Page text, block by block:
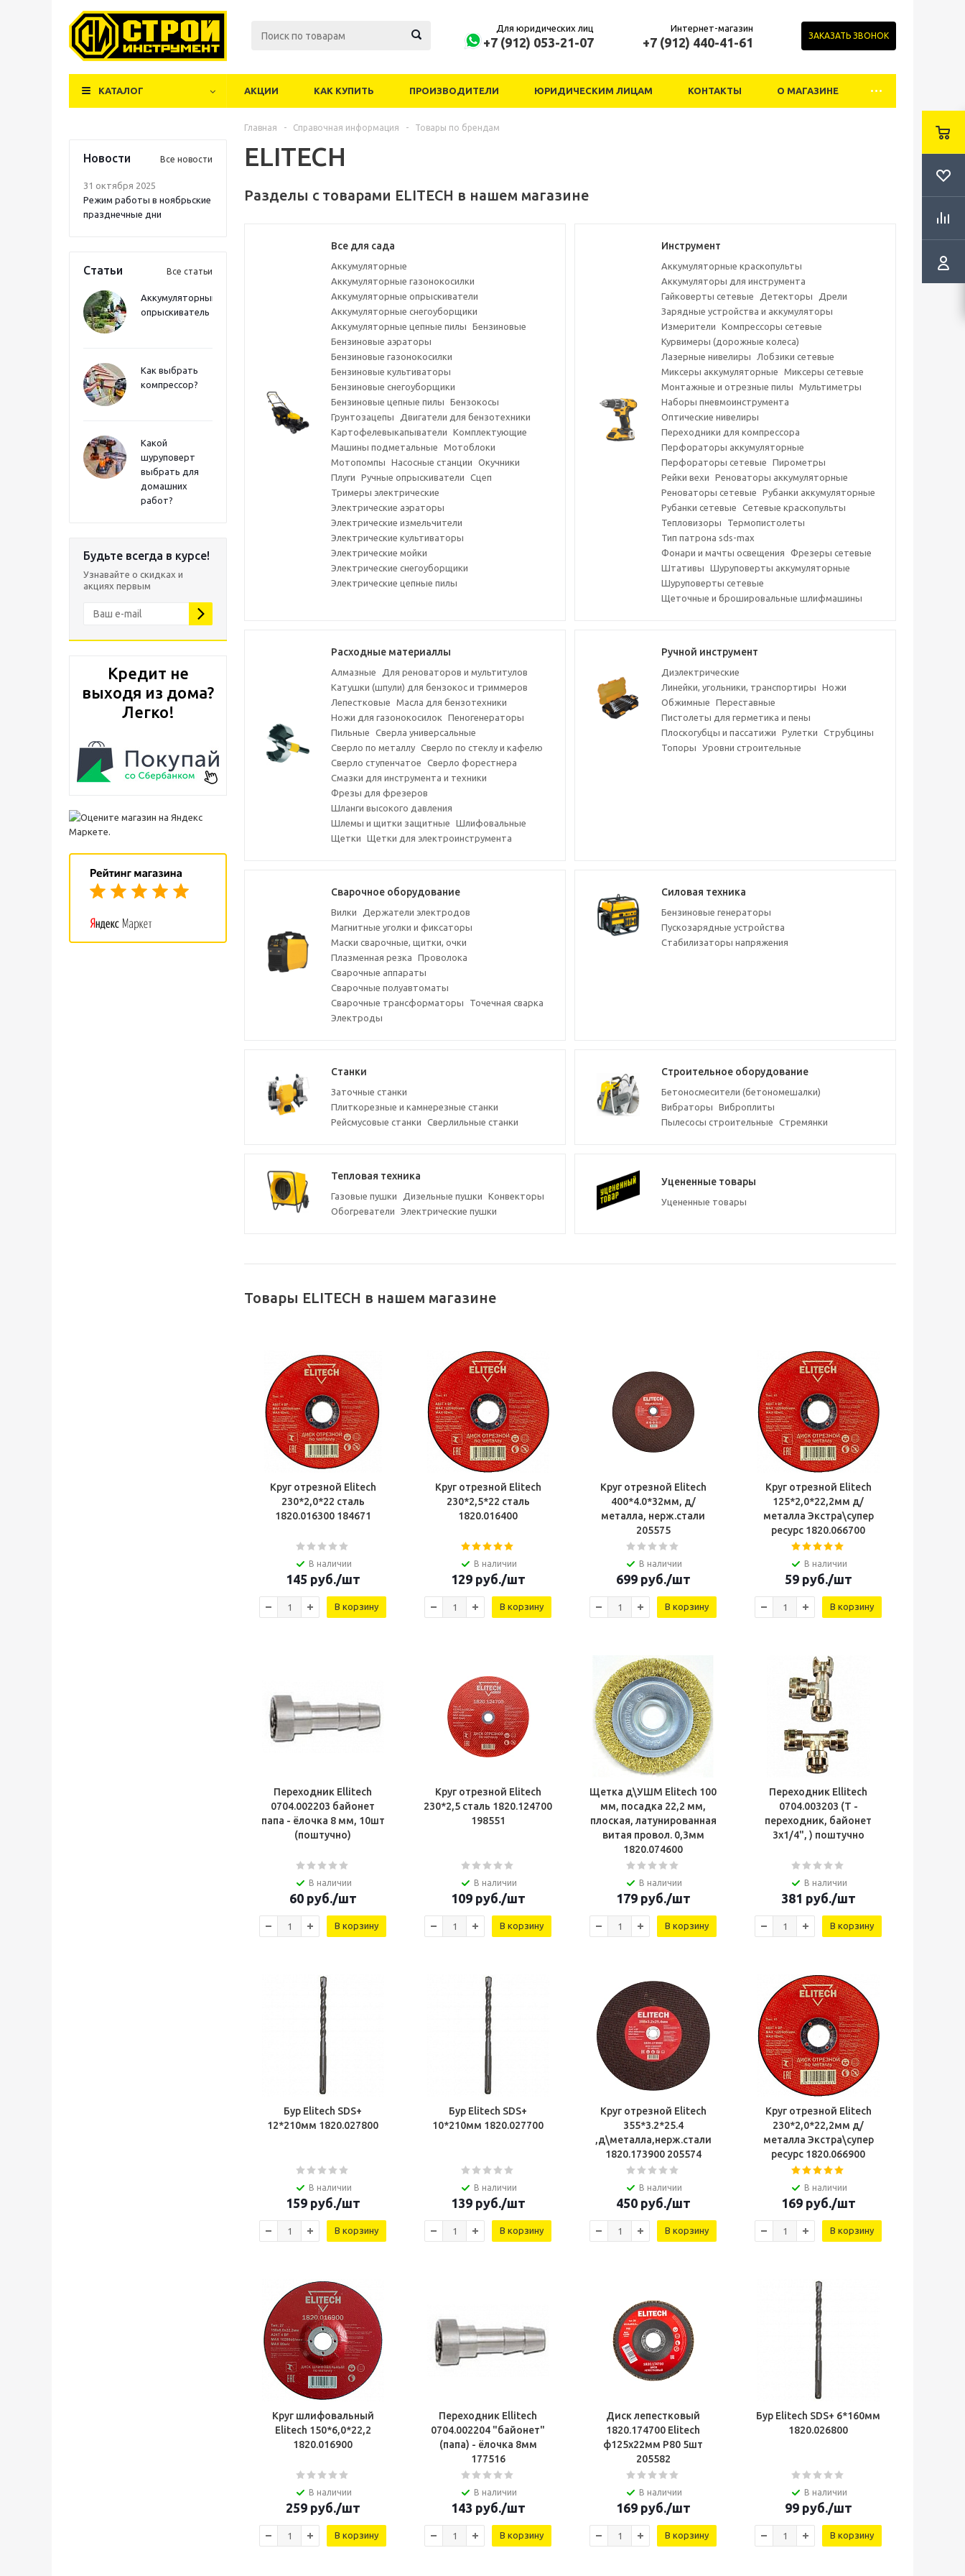
Для юридических лиц
+7 (912) 053-21-07
Интернет-магазин
+7 (912) 440-41-61 ЗАКАЗАТЬ ЗВОНОК
КАТАЛОГ АКЦИИ КАК КУПИТЬ ПРОИЗВОДИТЕЛИ ЮРИДИЧЕСКИМ ЛИЦАМ КОНТАКТЫ О МАГАЗИНЕ
Новости Все новости
31 октября 2025
Режим работы в ноябрьские
празднечные дни
Статьи Все статьи
Аккумуляторный
опрыскиватель
Как выбрать
компрессор?
Какой
шуруповерт
выбрать для
домашних
работ?
Будьте всегда в курсе!
Узнавайте о скидках и
акциях первым
Кредит не
выходя из дома?
Легко!
Главная - Справочная информация - Товары по брендам
ELITECH
Разделы с товарами ELITECH в нашем магазине
Все для сада
Аккумуляторные
Аккумуляторные газонокосилки
Аккумуляторные опрыскиватели
Аккумуляторные снегоуборщики
Аккумуляторные цепные пилы
Бензиновые
Бензиновые аэраторы
Бензиновые газонокосилки
Бензиновые культиваторы
Бензиновые снегоуборщики
Бензиновые цепные пилы
Бензокосы
Грунтозацепы
Двигатели для бензотехники
Картофелевыкапыватели
Комплектующие
Машины подметальные
Мотоблоки
Мотопомпы
Насосные станции
Окучники
Плуги
Ручные опрыскиватели
Сцеп
Тримеры электрические
Электрические аэраторы
Электрические измельчители
Электрические культиваторы
Электрические мойки
Электрические снегоуборщики
Электрические цепные пилы
Инструмент
Аккумуляторные краскопульты
Аккумуляторы для инструмента
Гайковерты сетевые
Детекторы
Дрели
Зарядные устройства и аккумуляторы
Измерители
Компрессоры сетевые
Курвимеры (дорожные колеса)
Лазерные нивелиры
Лобзики сетевые
Миксеры аккумуляторные
Миксеры сетевые
Монтажные и отрезные пилы
Мультиметры
Наборы пневмоинструмента
Оптические нивелиры
Переходники для компрессора
Перфораторы аккумуляторные
Перфораторы сетевые
Пирометры
Рейки вехи
Реноваторы аккумуляторные
Реноваторы сетевые
Рубанки аккумуляторные
Рубанки сетевые
Сетевые краскопульты
Тепловизоры
Термопистолеты
Тип патрона sds-max
Фонари и мачты освещения
Фрезеры сетевые
Штативы
Шуруповерты аккумуляторные
Шуруповерты сетевые
Щеточные и брошировальные шлифмашины
Расходные материаллы
Алмазные
Для реноваторов и мультитулов
Катушки (шпули) для бензокос и триммеров
Лепестковые
Масла для бензотехники
Ножи для газонокосилок
Пеногенераторы
Пильные
Сверла универсальные
Сверло по металлу Сверло по стеклу и кафелю
Сверло ступенчатое
Сверло форестнера
Смазки для инструмента и техники
Фрезы для фрезеров
Шланги высокого давления
Шлемы и щитки защитные
Шлифовальные
Щетки
Щетки для электроинструмента
Ручной инструмент
Диэлектрические
Линейки, угольники, транспортиры
Ножи
Обжимные
Переставные
Пистолеты для герметика и пены
Плоскогубцы и пассатижи
Рулетки
Струбцины
Топоры
Уровни строительные
Сварочное оборудование
Вилки
Держатели электродов
Магнитные уголки и фиксаторы
Маски сварочные, щитки, очки
Плазменная резка
Проволока
Сварочные аппараты
Сварочные полуавтоматы
Сварочные трансформаторы
Точечная сварка
Электроды
Силовая техника
Бензиновые генераторы
Пускозарядные устройства
Стабилизаторы напряжения
Станки
Заточные станки
Плиткорезные и камнерезные станки
Рейсмусовые станки
Сверлильные станки
Строительное оборудование
Бетоносмесители (бетономешалки)
Вибраторы
Виброплиты
Пылесосы строительные
Стремянки
Тепловая техника
Газовые пушки Дизельные пушки
Конвекторы
Обогреватели
Электрические пушки
Уцененные товары
Уцененные товары
Товары ELITECH в нашем магазине
Круг отрезной Elitech
230*2,0*22 сталь
1820.016300 184671
В наличии
145 руб./шт
В корзину
Круг отрезной Elitech
230*2,5*22 сталь
1820.016400
В наличии
129руб./шт
В корзину
Круг отрезной Elitech
400*4.0*32мм, д/
металла, нерж.стали
205575
В наличии
699руб./шт
В корзину
Круг отрезной Elitech
125*2,0*22,2мм д/
металла Экстра\супер
ресурс 1820.066700
В наличии
59руб./шт
В корзину
Переходник Ellitech
0704.002203 байонет
папа - ёлочка 8 мм, 10шт
(поштучно)
В наличии
60руб./шт
В корзину
Круг отрезной Elitech
230*2,5 сталь 1820.124700
198551
В наличии
109руб./шт
В корзину
Щетка д\УШМ Elitech 100
мм, посадка 22,2 мм,
плоская, латунированная
витая провол. 0,3мм
1820.074600
В наличии
179руб./шт
В корзину
Переходник Ellitech
0704.003203 (Т -
переходник, байонет
3х1/4", ) поштучно
В наличии
381 руб./шт
В корзину
Бур Elitech SDS+
12*210мм 1820.027800
В наличии
159руб./шт
В корзину
Бур Elitech SDS+
10*210мм 1820.027700
В наличии
139руб./шт
В корзину
Круг отрезной Elitech
355*3.2*25.4
,д\металла,нерж.стали
1820.173900 205574
В наличии
450руб./шт
В корзину
Круг отрезной Elitech
230*2,0*22,2мм д/
металла Экстра\супер
ресурс 1820.066900
В наличии
169руб./шт
В корзину
Круг шлифовальный
Elitech 150*6,0*22,2
1820.016900
В наличии
259руб./шт
В корзину
Переходник Ellitech
0704.002204 "байонет"
(папа) - ёлочка 8мм
177516
В наличии
143 руб./шт
В корзину
Диск лепестковый
1820.174700 Elitech
ф125х22мм P80 5шт
205582
В наличии
169руб./шт
В корзину
Бур Elitech SDS+ 6*160мм
1820.026800
В наличии
99руб./шт
В корзину